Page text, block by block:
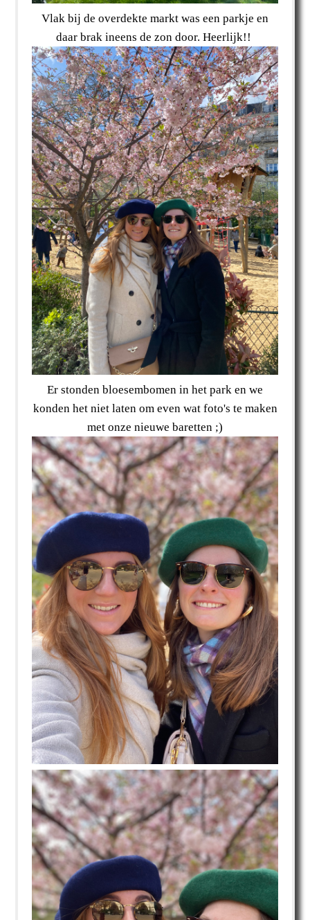
Vlak bij de overdekte markt was een parkje en
daar brak ineens de zon door. Heerlijk!!
Er stonden bloesembomen in het park en we
konden het niet laten om even wat foto's te maken
met onze nieuwe baretten ;)